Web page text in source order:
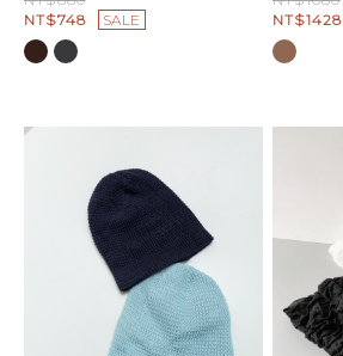
NT$748
SALE
NT$1428